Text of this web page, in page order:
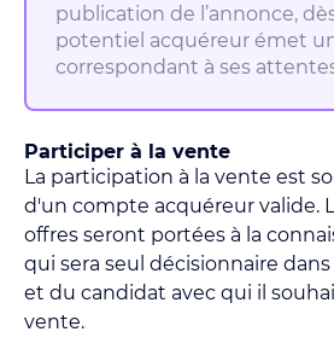
publication de l’annonce,
potentiel acquéreur émet
correspondant à ses
Participer à la vente
La participation à la vente est
d'un compte acquéreur valide.
offres seront portées à la
qui sera seul décisionnaire
et du candidat avec qui il
vente.